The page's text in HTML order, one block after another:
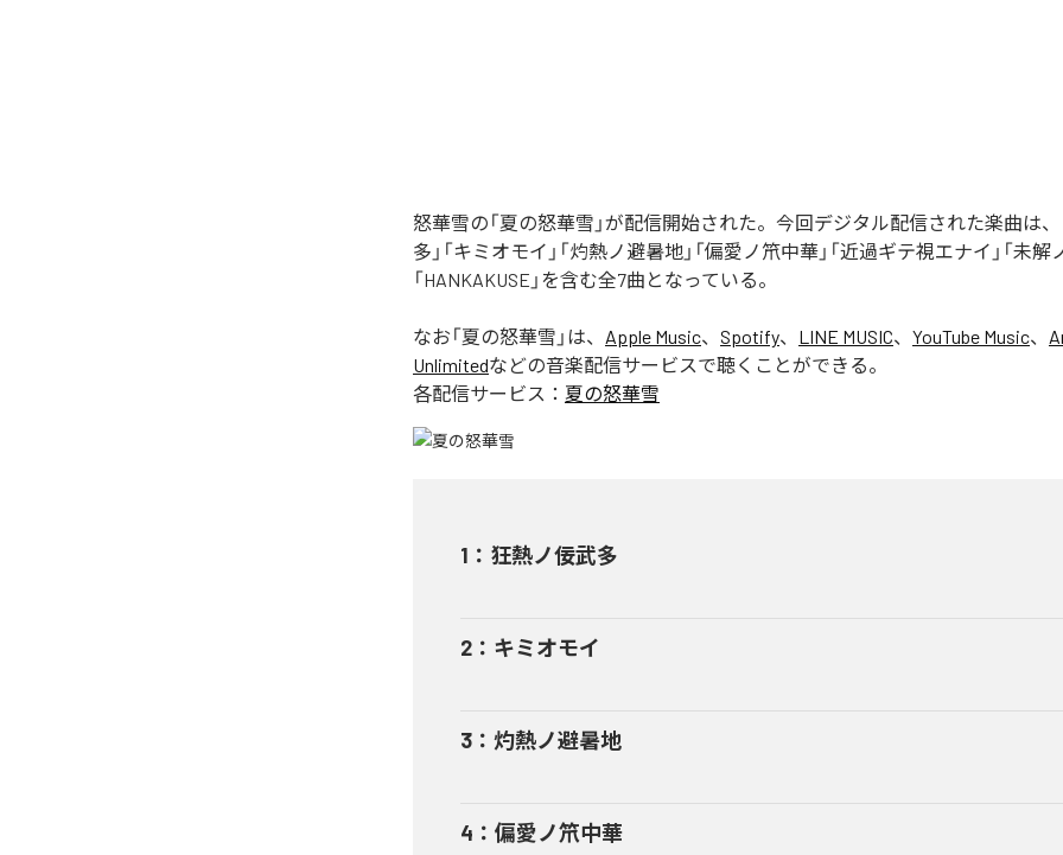
怒華雪の「夏の怒華雪」が配信開始された。今回デジタル配信された楽曲は、
多」「キミオモイ」「灼熱ノ避暑地」「偏愛ノ笊中華」「近過ギテ視エナイ」「未解
「HANKAKUSE」を含む全7曲となっている。
なお「夏の怒華雪 」は、 Apple Music、 Spotify、 LINE MUSIC、 YouTube Music、
Unlimitedなどの音楽配信サービスで聴くことができる。
各配信サービス： 夏の怒華雪
1 ： 狂熱ノ佞武多
2 ： キミオモイ
3 ： 灼熱ノ避暑地
4 ： 偏愛ノ笊中華